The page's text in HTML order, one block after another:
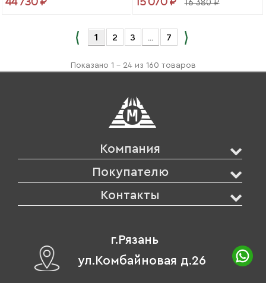
16 380 ₽
1 2 3 ... 7
Показано 1 - 24 из 160 товаров
Компания
Покупателю
Контакты
г.Рязань
ул.Комбайновая д.26